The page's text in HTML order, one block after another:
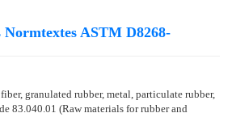
ASTM D8268-
granulated rubber, metal, particulate rubber,
83.040.01 (Raw materials for rubber and